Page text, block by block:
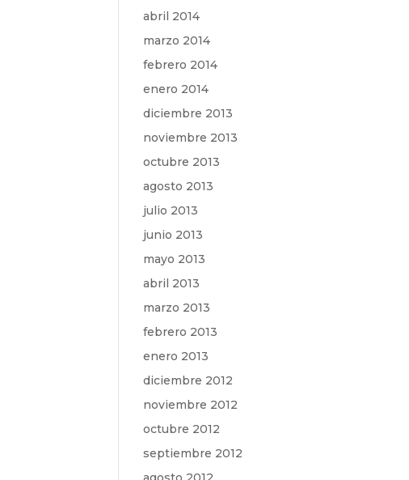
abril 2014
marzo 2014
febrero 2014
enero 2014
diciembre 2013
noviembre 2013
octubre 2013
agosto 2013
julio 2013
junio 2013
mayo 2013
abril 2013
marzo 2013
febrero 2013
enero 2013
diciembre 2012
noviembre 2012
octubre 2012
septiembre 2012